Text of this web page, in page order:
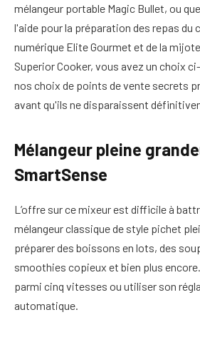
mélangeur portable Magic Bullet, ou
l'aide pour la préparation des repas du
numérique Elite Gourmet et de la
Superior Cooker, vous avez un choix
nos choix de points de vente secrets
avant qu'ils ne disparaissent
Mélangeur pleine
SmartSense
L’offre sur ce mixeur est difficile à
mélangeur classique de style pichet
préparer des boissons en lots, des
smoothies copieux et bien plus
parmi cinq vitesses ou utiliser son
automatique.